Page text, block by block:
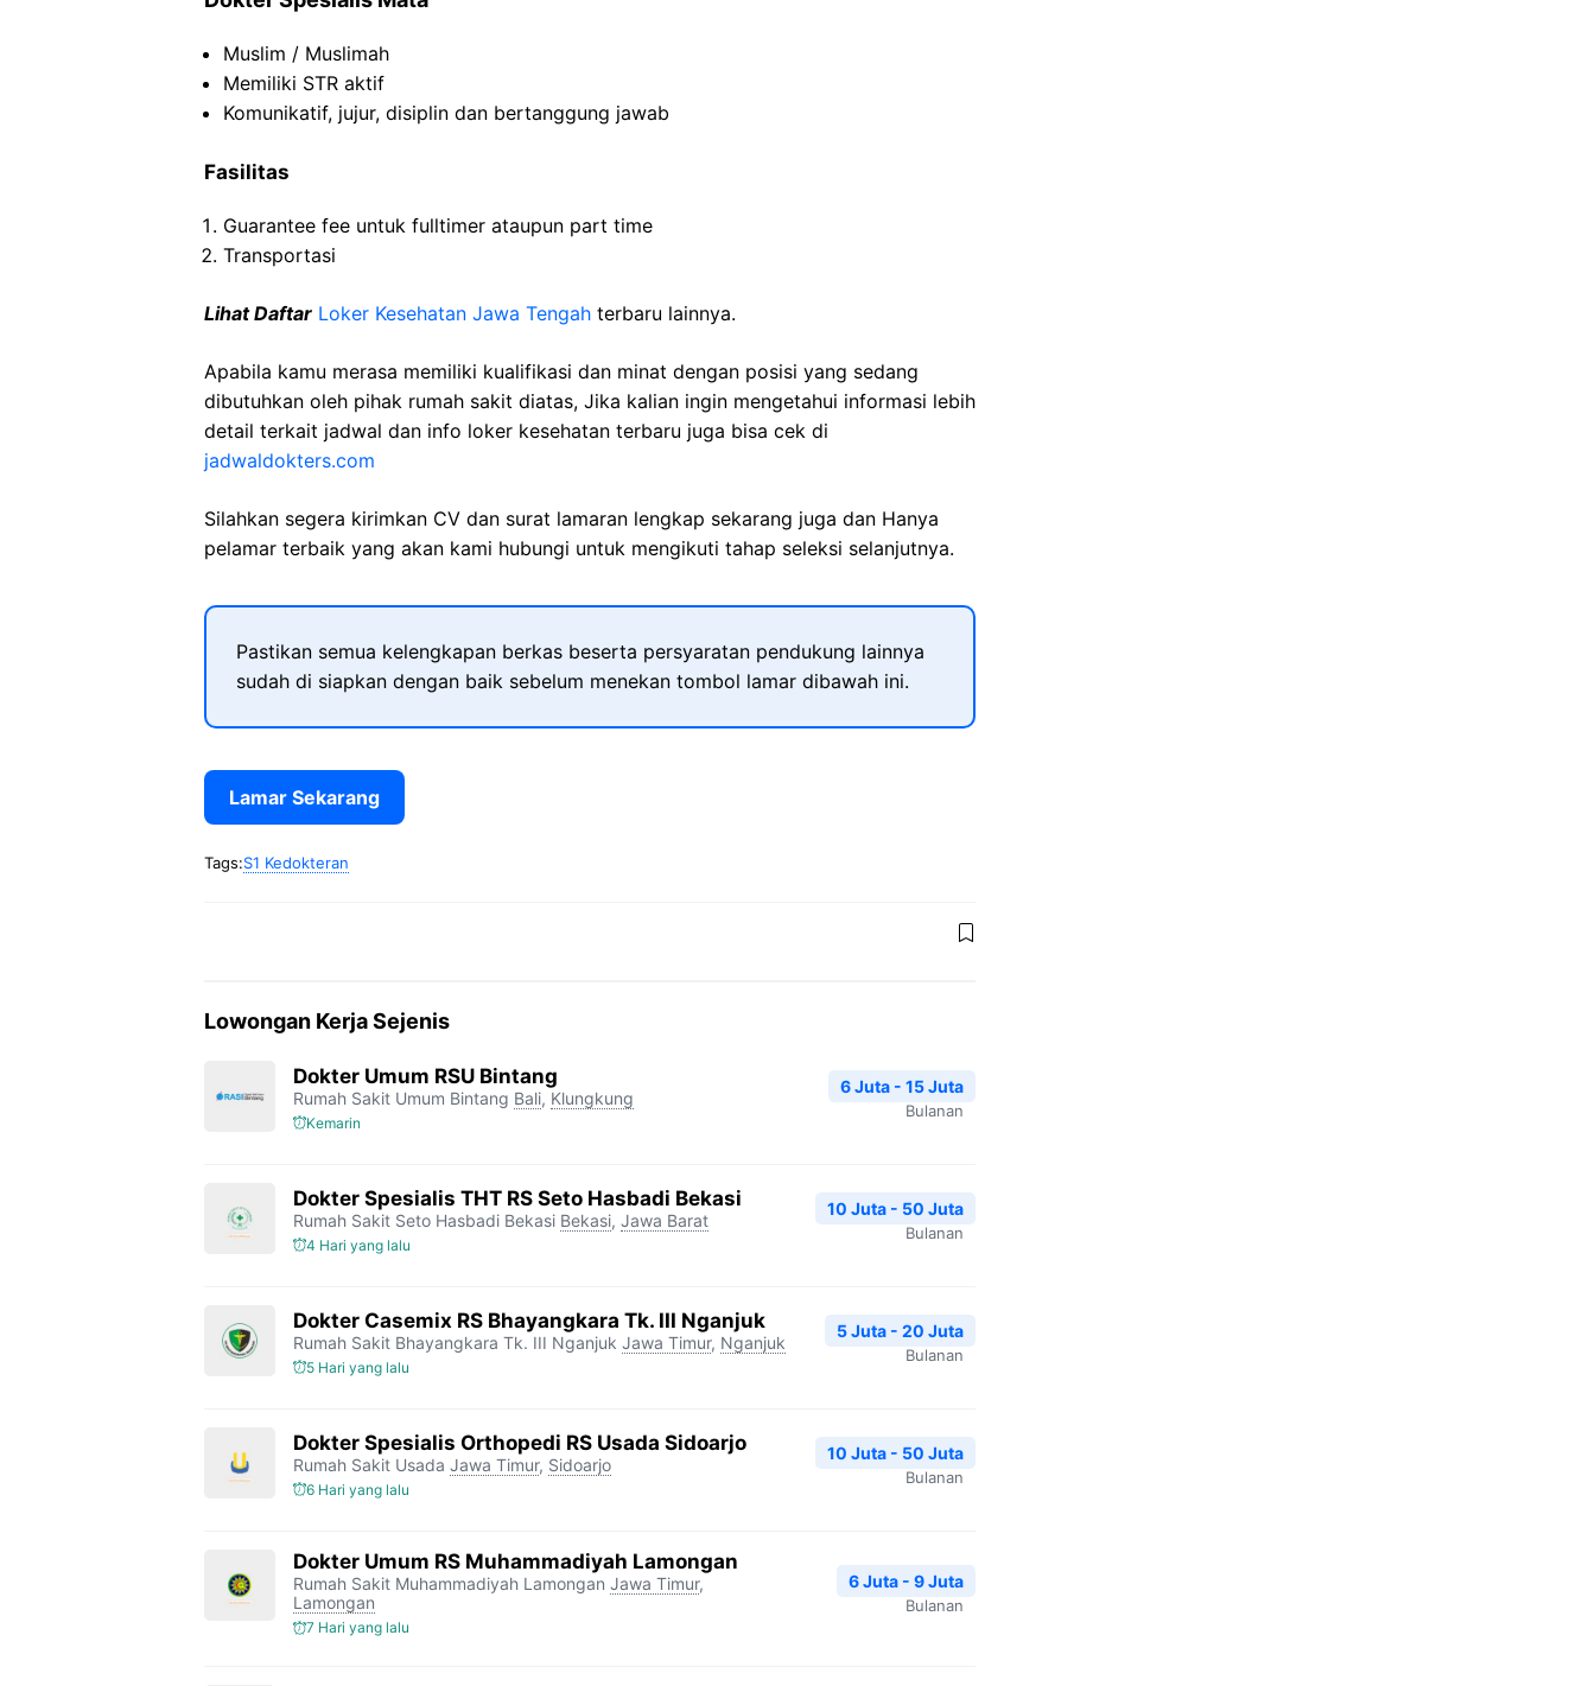
Muslim / Muslimah
Memiliki STR aktif
Komunikatif, jujur, disiplin dan bertanggung jawab
Fasilitas
Guarantee fee untuk fulltimer ataupun part time
Transportasi
Lihat Daftar Loker Kesehatan Jawa Tengah terbaru lainnya.
Apabila kamu merasa memiliki kualifikasi dan minat dengan posisi yang sedang
dibutuhkan oleh pihak rumah sakit diatas, Jika kalian ingin mengetahui informasi lebih
detail terkait jadwal dan info loker kesehatan terbaru juga bisa cek di
jadwaldokters.com
Silahkan segera kirimkan CV dan surat lamaran lengkap sekarang juga dan Hanya
pelamar terbaik yang akan kami hubungi untuk mengikuti tahap seleksi selanjutnya.
Pastikan semua kelengkapan berkas beserta persyaratan pendukung lainnya
sudah di siapkan dengan baik sebelum menekan tombol lamar dibawah ini.
Lamar Sekarang
Tags:S1 Kedokteran
Lowongan Kerja Sejenis
Dokter Umum RSU Bintang
Rumah Sakit Umum Bintang Bali, Klungkung
Kemarin
6 Juta - 15 Juta
Bulanan
Dokter Spesialis THT RS Seto Hasbadi Bekasi
Rumah Sakit Seto Hasbadi Bekasi Bekasi, Jawa Barat
4 Hari yang lalu
10 Juta - 50 Juta
Bulanan
Dokter Casemix RS Bhayangkara Tk. III Nganjuk
Rumah Sakit Bhayangkara Tk. III Nganjuk Jawa Timur, Nganjuk
5 Hari yang lalu
5 Juta - 20 Juta
Bulanan
Dokter Spesialis Orthopedi RS Usada Sidoarjo
Rumah Sakit Usada Jawa Timur, Sidoarjo
6 Hari yang lalu
10 Juta - 50 Juta
Bulanan
Dokter Umum RS Muhammadiyah Lamongan
Rumah Sakit Muhammadiyah Lamongan Jawa Timur,
Lamongan
7 Hari yang lalu
6 Juta - 9 Juta
Bulanan